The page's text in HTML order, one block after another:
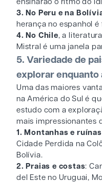
ensinarão o ritmo do
3. No Peru e na
herança no espanhol é
4. No Chile, a
Mistral é uma janela
5. Variedade de
explorar enquanto
Uma das maiores
na América do Sul é
estudo com a
mais impressionantes
1. Montanhas e ruínas
Cidade Perdida na
Bolívia.
2. Praias e costas:
del Este no Uruguai,